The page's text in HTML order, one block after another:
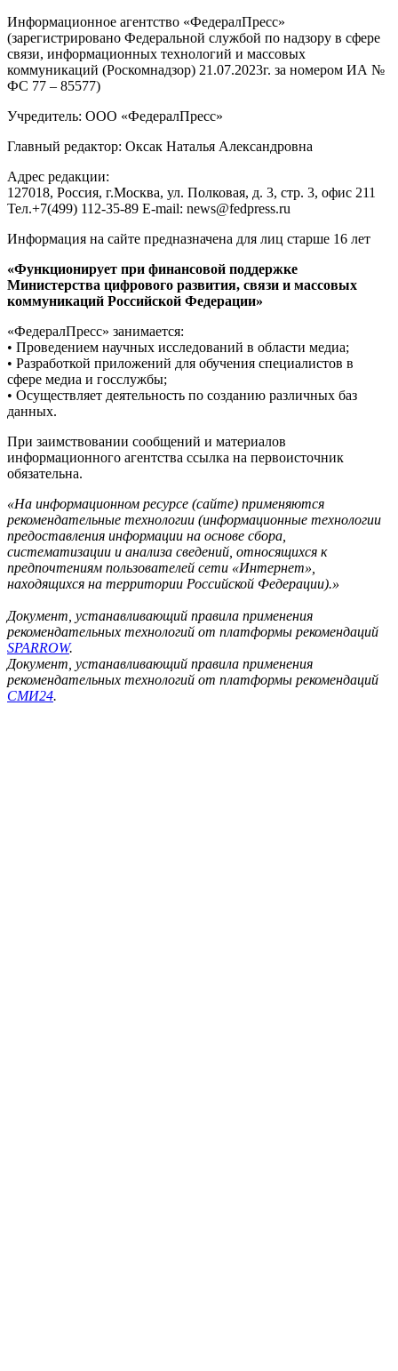
Информационное агентство «ФедералПресс»
(зарегистрировано Федеральной службой по надзору в сфере
связи, информационных технологий и массовых
коммуникаций (Роскомнадзор) 21.07.2023г. за номером ИА №
ФС 77 – 85577)
Учредитель: ООО «ФедералПресс»
Главный редактор: Оксак Наталья Александровна
Адрес редакции:
127018, Россия, г.Москва, ул. Полковая, д. 3, стр. 3, офис 211
Тел.+7(499) 112-35-89 E-mail: news@fedpress.ru
Информация на сайте предназначена для лиц старше 16 лет
«Функционирует при финансовой поддержке
Министерства цифрового развития, связи и массовых
коммуникаций Российской Федерации»
«ФедералПресс» занимается:
• Проведением научных исследований в области медиа;
• Разработкой приложений для обучения специалистов в
сфере медиа и госслужбы;
• Осуществляет деятельность по созданию различных баз
данных.
При заимствовании сообщений и материалов
информационного агентства ссылка на первоисточник
обязательна.
«На информационном ресурсе (сайте) применяются
рекомендательные технологии (информационные технологии
предоставления информации на основе сбора,
систематизации и анализа сведений, относящихся к
предпочтениям пользователей сети «Интернет»,
находящихся на территории Российской Федерации).»
Документ, устанавливающий правила применения
рекомендательных технологий от платформы рекомендаций
SPARROW.
Документ, устанавливающий правила применения
рекомендательных технологий от платформы рекомендаций
СМИ24.